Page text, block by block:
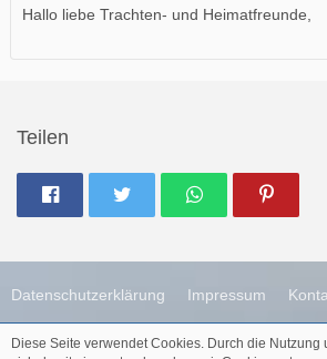
Hallo liebe Trachten- und Heimatfreunde,
Teilen
Datenschutzerklärung Impressum
Diese Seite verwendet Cookies. Durch die Nutzung